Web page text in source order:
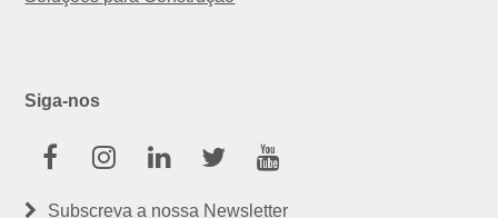
Siga-nos
FacebookInstagram
LinkedinTwitter
Subscreva a nossa Newsletter